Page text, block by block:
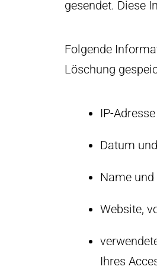
gesendet. Diese
Folgende
Löschung
IP-
Datum
Name und
Website,
Ihres